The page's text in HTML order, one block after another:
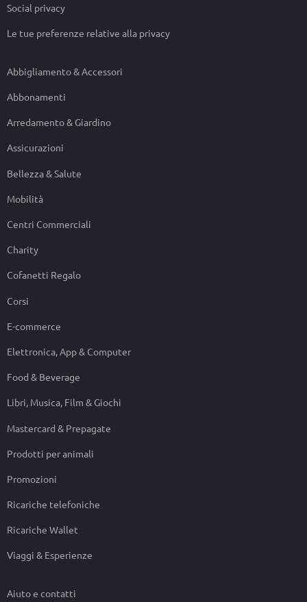
Social privacy
Le tue preferenze relative alla privacy
Abbigliamento & Accessori
Abbonamenti
Arredamento & Giardino
Assicurazioni
Bellezza & Salute
Mobilità
Centri Commerciali
Charity
Cofanetti Regalo
Corsi
E-commerce
Elettronica, App & Computer
Food & Beverage
Libri, Musica, Film & Giochi
Mastercard & Prepagate
Prodotti per animali
Promozioni
Ricariche telefoniche
Ricariche Wallet
Viaggi & Esperienze
Aiuto e contatti